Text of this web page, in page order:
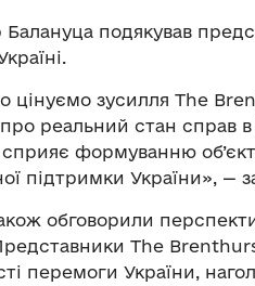
подякував
цінуємо зусилля The
реальний стан справ в
сприяє формуванню
підтримки України», —
обговорили
The
перемоги України,